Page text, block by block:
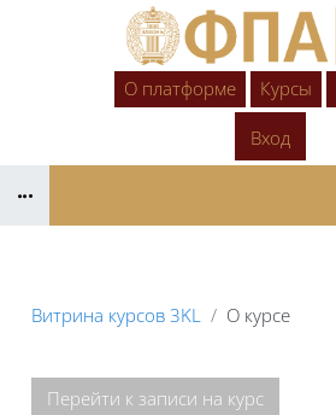
Перейти к основному содержанию
О платформе Курсы
Вход
Витрина курсов 3KL О курсе
Блоки
Перейти к записи на курс